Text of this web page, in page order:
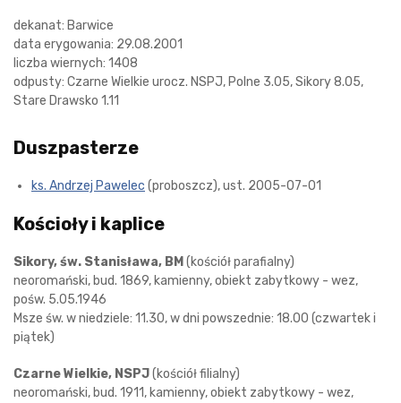
dekanat: Barwice
data erygowania: 29.08.2001
liczba wiernych: 1408
odpusty: Czarne Wielkie urocz. NSPJ, Polne 3.05, Sikory 8.05,
Stare Drawsko 1.11
Duszpasterze
ks. Andrzej Pawelec (proboszcz), ust. 2005-07-01
Kościoły i kaplice
Sikory, św. Stanisława, BM (kościół parafialny)
neoromański, bud. 1869, kamienny, obiekt zabytkowy - wez,
pośw. 5.05.1946
Msze św. w niedziele: 11.30, w dni powszednie: 18.00 (czwartek i
piątek)
Czarne Wielkie, NSPJ(kościół filialny)
neoromański, bud. 1911, kamienny, obiekt zabytkowy - wez,